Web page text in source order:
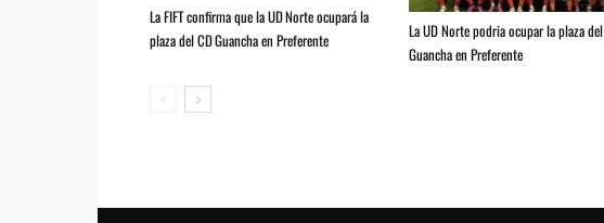
La FIFT confirma que la UD Norte ocupará la
plaza del CD Guancha en Preferente
La UD Norte podria ocupar la plaza del
Guancha en Preferente